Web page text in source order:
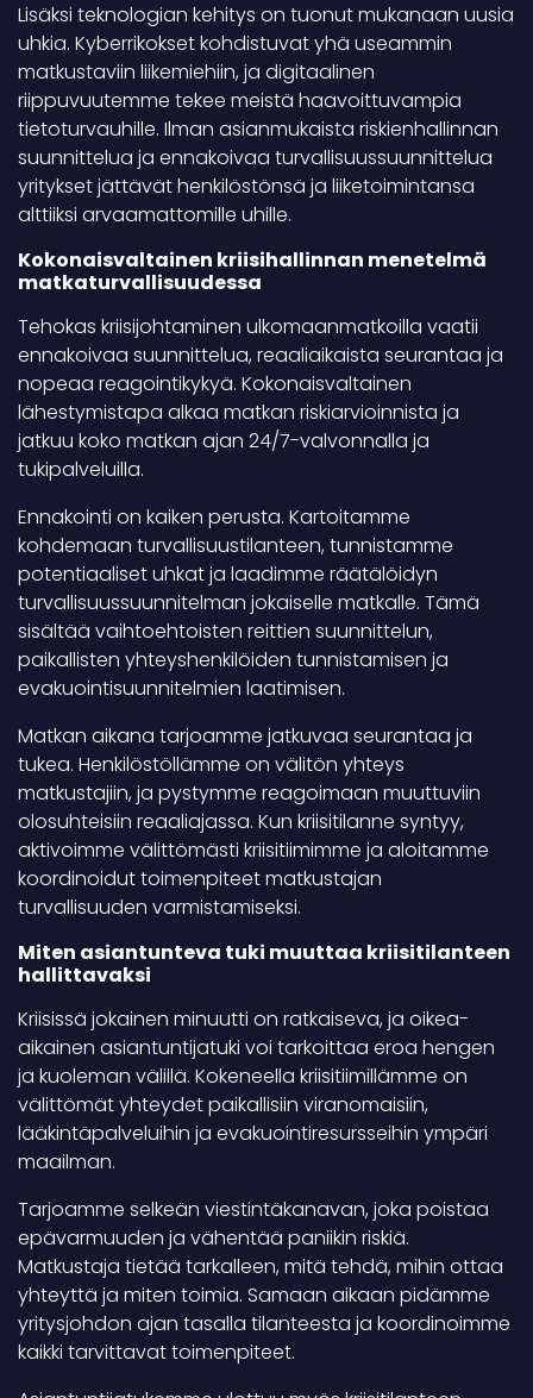
Lisäksi teknologian kehitys on tuonut mukanaan uusia
uhkia. Kyberrikokset kohdistuvat yhä useammin
matkustaviin liikemiehiin, ja digitaalinen
riippuvuutemme tekee meistä haavoittuvampia
tietoturvauhille. Ilman asianmukaista riskienhallinnan
suunnittelua ja ennakoivaa turvallisuussuunnittelua
yritykset jättävät henkilöstönsä ja liiketoimintansa
alttiiksi arvaamattomille uhille.
Kokonaisvaltainen kriisihallinnan menetelmä
matkaturvallisuudessa
Tehokas kriisijohtaminen ulkomaanmatkoilla vaatii
ennakoivaa suunnittelua, reaaliaikaista seurantaa ja
nopeaa reagointikykyä. Kokonaisvaltainen
lähestymistapa alkaa matkan riskiarvioinnista ja
jatkuu koko matkan ajan 24/7-valvonnalla ja
tukipalveluilla.
Ennakointi on kaiken perusta. Kartoitamme
kohdemaan turvallisuustilanteen, tunnistamme
potentiaaliset uhkat ja laadimme räätälöidyn
turvallisuussuunnitelman jokaiselle matkalle. Tämä
sisältää vaihtoehtoisten reittien suunnittelun,
paikallisten yhteyshenkilöiden tunnistamisen ja
evakuointisuunnitelmien laatimisen.
Matkan aikana tarjoamme jatkuvaa seurantaa ja
tukea. Henkilöstöllämme on välitön yhteys
matkustajiin, ja pystymme reagoimaan muuttuviin
olosuhteisiin reaaliajassa. Kun kriisitilanne syntyy,
aktivoimme välittömästi kriisitiimimme ja aloitamme
koordinoidut toimenpiteet matkustajan
turvallisuuden varmistamiseksi.
Miten asiantunteva tuki muuttaa kriisitilanteen
hallittavaksi
Kriisissä jokainen minuutti on ratkaiseva, ja oikea-
aikainen asiantuntijatuki voi tarkoittaa eroa hengen
ja kuoleman välillä. Kokeneella kriisitiimillämme on
välittömät yhteydet paikallisiin viranomaisiin,
lääkintäpalveluihin ja evakuointiresursseihin ympäri
maailman.
Tarjoamme selkeän viestintäkanavan, joka poistaa
epävarmuuden ja vähentää paniikin riskiä.
Matkustaja tietää tarkalleen, mitä tehdä, mihin ottaa
yhteyttä ja miten toimia. Samaan aikaan pidämme
yritysjohdon ajan tasalla tilanteesta ja koordinoimme
kaikki tarvittavat toimenpiteet.